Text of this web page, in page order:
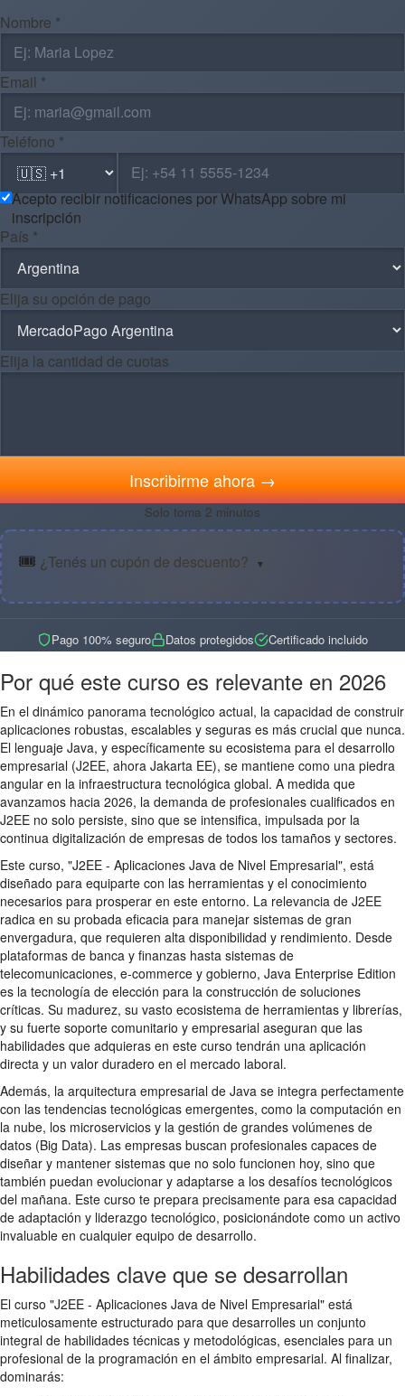
Nombre *
Email *
Teléfono *
Acepto recibir notificaciones por WhatsApp sobre mi
inscripción
País *
Elija su opción de pago
Elija la cantidad de cuotas
Inscribirme ahora →
Solo toma 2 minutos
🎟️ ¿Tenés un cupón de descuento? ▼
Pago 100% seguro Datos protegidos Certificado incluido
Por qué este curso es relevante en 2026
En el dinámico panorama tecnológico actual, la capacidad de construir
aplicaciones robustas, escalables y seguras es más crucial que nunca.
El lenguaje Java, y específicamente su ecosistema para el desarrollo
empresarial (J2EE, ahora Jakarta EE), se mantiene como una piedra
angular en la infraestructura tecnológica global. A medida que
avanzamos hacia 2026, la demanda de profesionales cualificados en
J2EE no solo persiste, sino que se intensifica, impulsada por la
continua digitalización de empresas de todos los tamaños y sectores.
Este curso, "J2EE - Aplicaciones Java de Nivel Empresarial", está
diseñado para equiparte con las herramientas y el conocimiento
necesarios para prosperar en este entorno. La relevancia de J2EE
radica en su probada eficacia para manejar sistemas de gran
envergadura, que requieren alta disponibilidad y rendimiento. Desde
plataformas de banca y finanzas hasta sistemas de
telecomunicaciones, e-commerce y gobierno, Java Enterprise Edition
es la tecnología de elección para la construcción de soluciones
críticas. Su madurez, su vasto ecosistema de herramientas y librerías,
y su fuerte soporte comunitario y empresarial aseguran que las
habilidades que adquieras en este curso tendrán una aplicación
directa y un valor duradero en el mercado laboral.
Además, la arquitectura empresarial de Java se integra perfectamente
con las tendencias tecnológicas emergentes, como la computación en
la nube, los microservicios y la gestión de grandes volúmenes de
datos (Big Data). Las empresas buscan profesionales capaces de
diseñar y mantener sistemas que no solo funcionen hoy, sino que
también puedan evolucionar y adaptarse a los desafíos tecnológicos
del mañana. Este curso te prepara precisamente para esa capacidad
de adaptación y liderazgo tecnológico, posicionándote como un activo
invaluable en cualquier equipo de desarrollo.
Habilidades clave que se desarrollan
El curso "J2EE - Aplicaciones Java de Nivel Empresarial" está
meticulosamente estructurado para que desarrolles un conjunto
integral de habilidades técnicas y metodológicas, esenciales para un
profesional de la programación en el ámbito empresarial. Al finalizar,
dominarás: